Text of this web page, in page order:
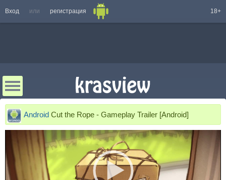
Вход или регистрация 18+
Android Cut the Rope - Gameplay Trailer [Android]